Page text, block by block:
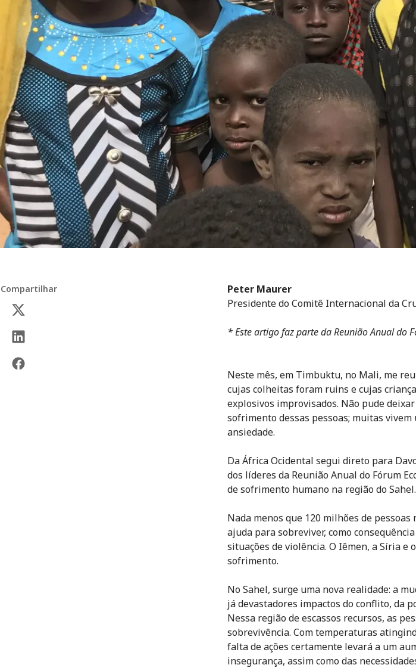
Compartilhar
Peter Maurer
Presidente do Comitê Internacional da
* Este artigo faz parte da Reunião Anual do
Neste mês, em Timbuktu, no Mali, me
cujas colheitas foram ruins e cujas
explosivos improvisados. Não pude
sofrimento dessas pessoas; muitas
ansiedade.
Da África Ocidental segui direto para
dos líderes da Reunião Anual do Fórum
de sofrimento humano na região do Sahel.
Nada menos que 120 milhões de
ajuda para sobreviver, como
situações de violência. O Iêmen, a Síria e
sofrimento.
No Sahel, surge uma nova realidade: a
já devastadores impactos do conflito, da
Nessa região de escassos recursos, as
sobrevivência. Com temperaturas
falta de ações certamente levará a um
insegurança, assim como das